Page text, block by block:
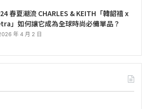
春夏潮流 CHARLES & KEITH「韓韶禧 x
」如何讓它成為全球時尚必備單品？
年 4 月 2 日